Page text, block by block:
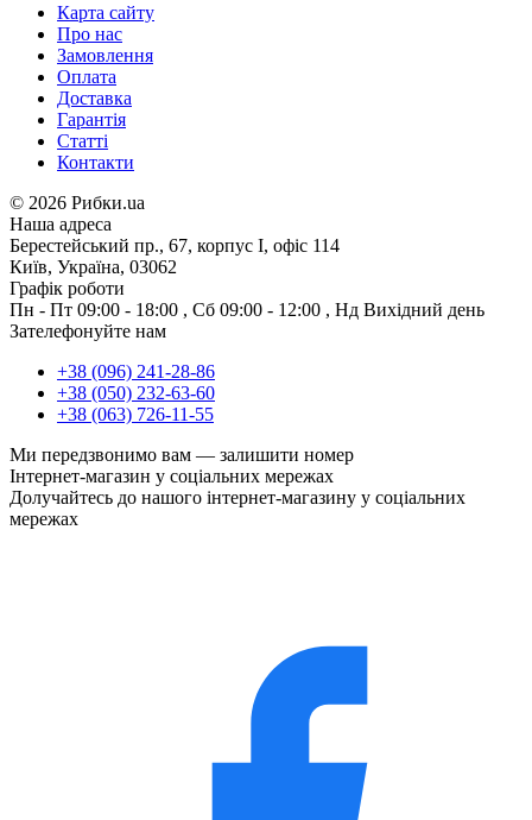
Карта сайту
Про нас
Замовлення
Оплата
Доставка
Гарантія
Статті
Контакти
© 2026 Рибки.ua
Наша адреса
Берестейський пр., 67, корпус І, офіс 114
Київ, Україна, 03062
Графік роботи
Пн - Пт 09:00 - 18:00 , Сб 09:00 - 12:00 , Нд Вихідний день
Зателефонуйте нам
+38 (096) 241-28-86
+38 (050) 232-63-60
+38 (063) 726-11-55
Ми передзвонимо вам — залишити номер
Інтернет-магазин у соціальних мережах
Долучайтесь до нашого інтернет-магазину у соціальних
мережах